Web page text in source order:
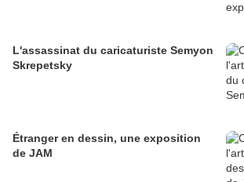
L'assassinat du caricaturiste Semyon
Skrepetsky
Étranger en dessin, une exposition
de JAM